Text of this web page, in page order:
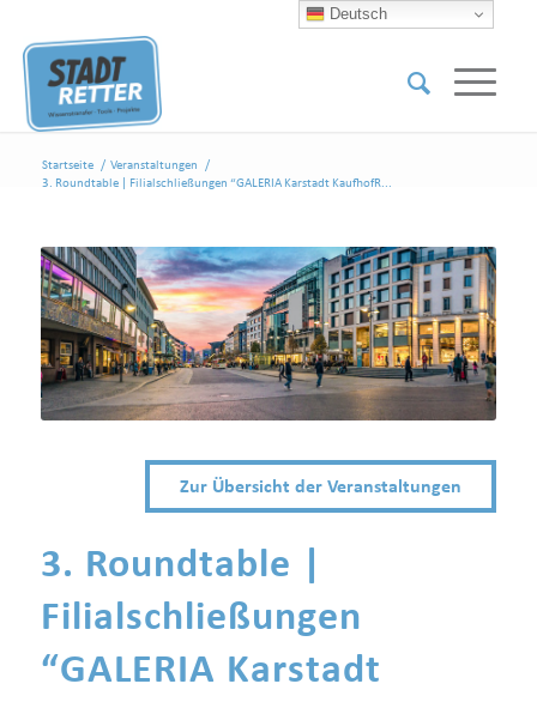
Startseite / Veranstaltungen
/
3. Roundtable | Filialschließungen “GALERIA Karstadt KaufhofR...
Zur Übersicht der Veranstaltungen
3. Roundtable |
Filialschließungen
“GALERIA Karstadt
Deutsch